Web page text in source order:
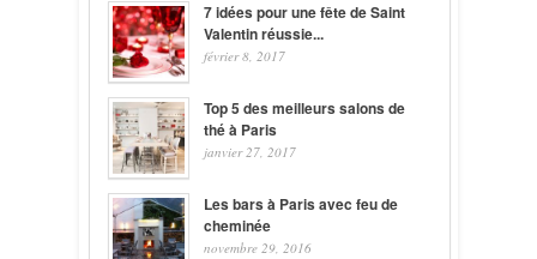
7 idées pour une fête de Saint
Valentin réussie...
février 8, 2017
Top 5 des meilleurs salons de
thé à Paris
janvier 27, 2017
Les bars à Paris avec feu de
cheminée
novembre 29, 2016